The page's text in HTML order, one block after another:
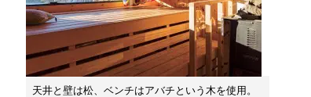
天井と壁は松、ベンチはアバチという木を使用。